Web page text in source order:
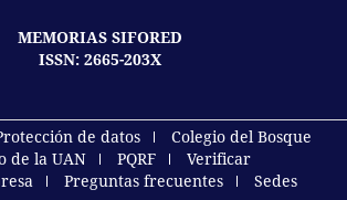
MEMORIAS SIFORED
ISSN: 2665-203X
de datos
Colegio del Bosque
de la UAN
PQRF
Verificar
Preguntas frecuentes Sedes